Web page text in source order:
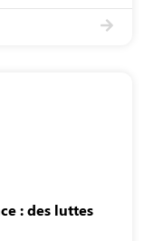
: des luttes